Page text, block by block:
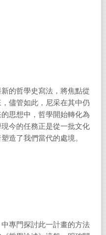
的哲學史寫法，將焦點從
儘管如此，尼采在其中仍
思想中，哲學開始轉化為
今的任務正是從一批文化
造了我們當代的處境。
專門探討此一計畫的方法